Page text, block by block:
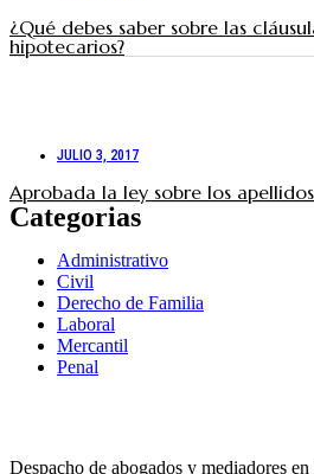
¿Qué debes saber sobre las
hipotecarios?
JULIO 3, 2017
Aprobada la ley sobre los
Categorias
Administrativo
Civil
Derecho de Familia
Laboral
Mercantil
Penal
Despacho de abogados y mediadores